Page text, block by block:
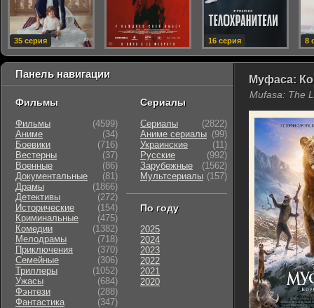
Муфаса:
Mufasa: The
Панель навигации
Фильмы
Фильмы
(4599)
Аниме
(34)
Боевики
(716)
Вестерны
(37)
Военные
(86)
Документальные
(81)
Драмы
(1866)
Детективы
(272)
Исторические
(154)
Криминальные
(475)
Комедии
(1382)
Мелодрамы
(718)
Приключения
(370)
Семейные
(306)
Триллеры
(1052)
Ужасы
(684)
Фэнтези
(288)
Фантастика
(347)
Сериалы
Сериалы
(2822)
Аниме сериалы (99)
Украинские
(11)
Русские
(992)
Зарубежные
(1562)
Мультсериалы (157)
По году
2025
2024
2023
2022
2021
2020
35 серия 16 серия 8